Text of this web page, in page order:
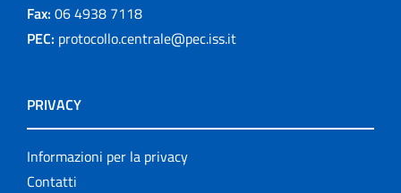
Fax: 06 4938 7118
PEC: protocollo.centrale@pec.iss.it
PRIVACY
Informazioni per la privacy
Contatti